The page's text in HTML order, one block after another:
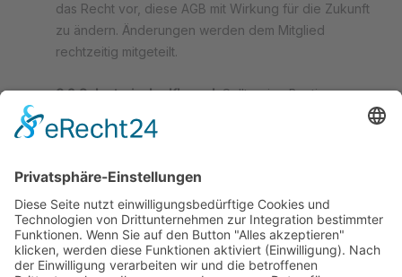
das Recht vor, diese AGB mit Wirkung für die Zukunft
zu ändern. Änderungen werden dem Mitglied
rechtzeitig mitgeteilt.
9.2 Salvatorische Klausel:Sollte eine Bestimmung
dieser AGB unwirksam sein oder werden, so wird die
Wirksamkeit der übrigen Bestimmungen davon nicht
eine wirksame Bestimmung, die dem wirtschaftlichen
Zweck am nächsten kommt.
9.3 Gerichtsstand:Gerichtsstand für alle Streitigkeiten
aus dem Vertragsverhältnis ist der Sitz des